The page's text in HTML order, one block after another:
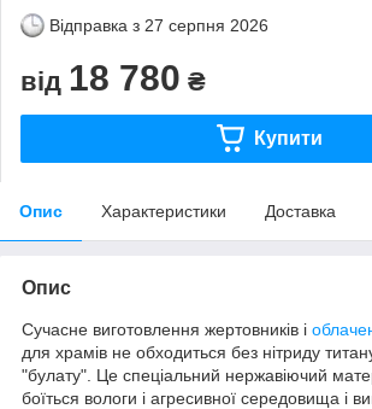
Відправка з 27 серпня 2026
від 18 780 ₴
Купити
Опис Характеристики Доставка
Опис
Сучасне виготовлення жертовників і
для храмів не обходиться без нітриду
"булату". Це спеціальний нержавіючий
боїться вологи і агресивної середовища і